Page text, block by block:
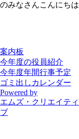
のみなさんこんにちは
案内板
今年度の役員紹介
今年度年間行事予定
ゴミ出しカレンダー
Powered by
エムズ・クリエイティ
ブ